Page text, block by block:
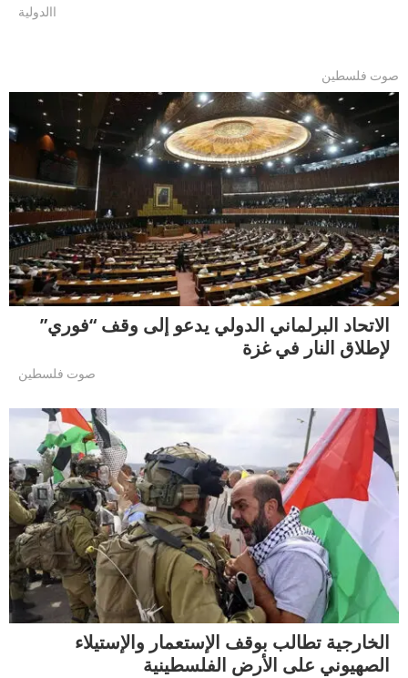
االدولية
صوت فلسطين
الاتحاد البرلماني الدولي يدعو إلى وقف “فوري”
لإطلاق النار في غزة
صوت فلسطين
الخارجية تطالب بوقف الإستعمار والإستيلاء
الصهيوني على الأرض الفلسطينية